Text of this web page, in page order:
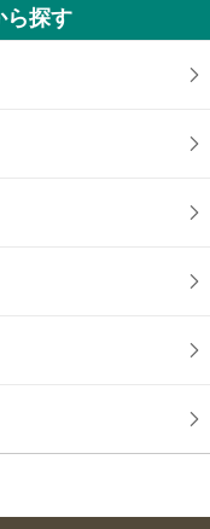
ら探す